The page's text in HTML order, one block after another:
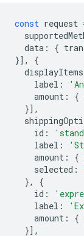
const
data
{
}],
label :
amount
id :
label :
amount
},
id :
label :
amount